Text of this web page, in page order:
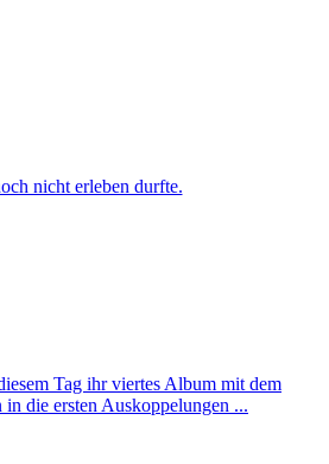
nicht erleben durfte.
Tag ihr viertes Album mit dem
die ersten Auskoppelungen ...